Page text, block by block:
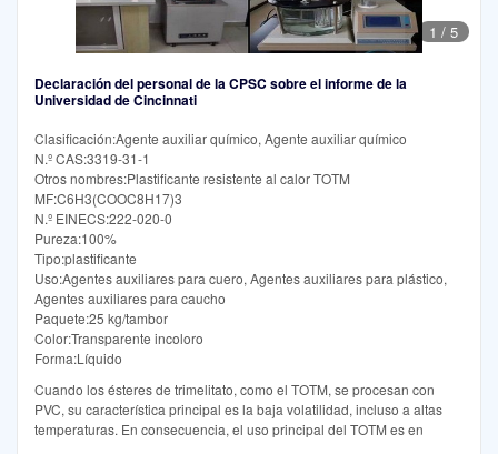
1 / 5
Declaración del personal de la CPSC sobre el informe de la
Universidad de Cincinnati
Clasificación:Agente auxiliar químico, Agente auxiliar químico
N.º CAS:3319-31-1
Otros nombres:Plastificante resistente al calor TOTM
MF:C6H3(COOC8H17)3
N.º EINECS:222-020-0
Pureza:100%
Tipo:plastificante
Uso:Agentes auxiliares para cuero, Agentes auxiliares para plástico,
Agentes auxiliares para caucho
Paquete:25 kg/tambor
Color:Transparente incoloro
Forma:Líquido
Cuando los ésteres de trimelitato, como el TOTM, se procesan con
PVC, su característica principal es la baja volatilidad, incluso a altas
temperaturas. En consecuencia, el uso principal del TOTM es en